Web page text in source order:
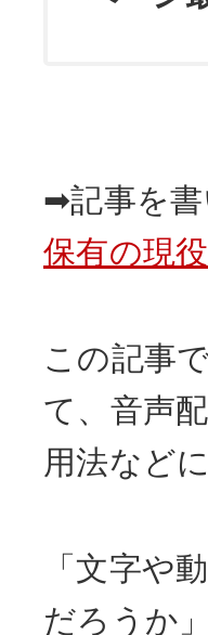
➡記事を書
保有の現
この記事
て、音声
用法など
「文字や
だろうか